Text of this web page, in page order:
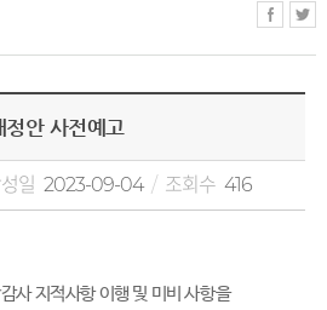
안 사전예고
일 2023-09-04 조회수 416
사 지적사항 이행 및 미비 사항을